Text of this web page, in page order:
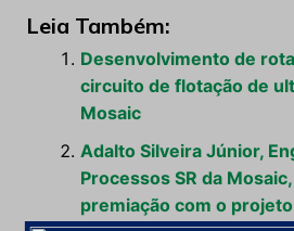
Leia Também:
Desenvolvimento de
circuito de flotação de
Mosaic
Adalto Silveira Júnior,
Processos SR da
premiação com o